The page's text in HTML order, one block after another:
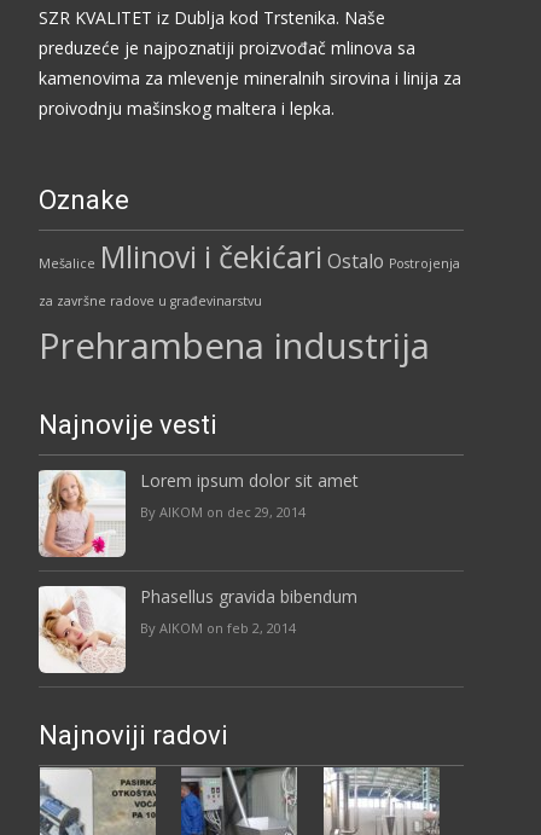
SZR KVALITET iz Dublja kod Trstenika. Naše
preduzeće je najpoznatiji proizvođač mlinova sa
kamenovima za mlevenje mineralnih sirovina i linija za
proivodnju mašinskog maltera i lepka.
Oznake
Mešalice Mlinovi i čekićari Ostalo Postrojenja
za završne radove u građevinarstvu
Prehrambena industrija
Najnovije vesti
Lorem ipsum dolor sit amet
By AIKOM on dec 29, 2014
Phasellus gravida bibendum
By AIKOM on feb 2, 2014
Najnoviji radovi